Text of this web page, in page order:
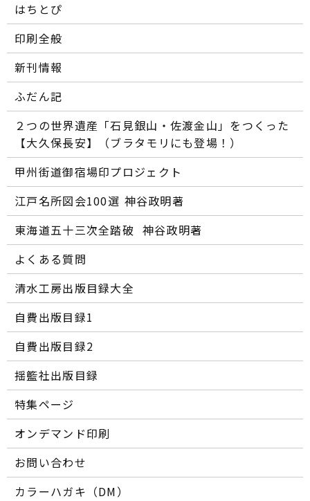
はちとぴ
印刷全般
新刊情報
ふだん記
２つの世界遺産「石見銀山・佐渡金山」をつくった
【大久保長安】（ブラタモリにも登場！）
甲州街道御宿場印プロジェクト
江戸名所図会100選―― 神谷政明著
東海道五十三次全踏破 ―― 神谷政明著
よくある質問
清水工房出版目録大全
自費出版目録1
自費出版目録2
揺籃社出版目録
特集ページ
オンデマンド印刷
お問い合わせ
カラーハガキ（DM）